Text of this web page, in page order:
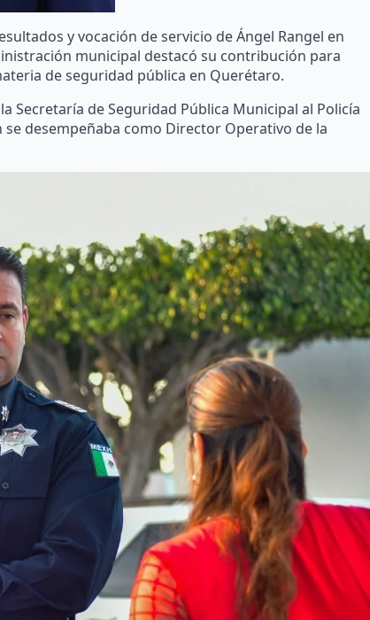
y vocación de servicio de Ángel Rangel en
municipal destacó su contribución para
de seguridad pública en Querétaro.
Secretaría de Seguridad Pública Municipal al Policía
desempeñaba como Director Operativo de la